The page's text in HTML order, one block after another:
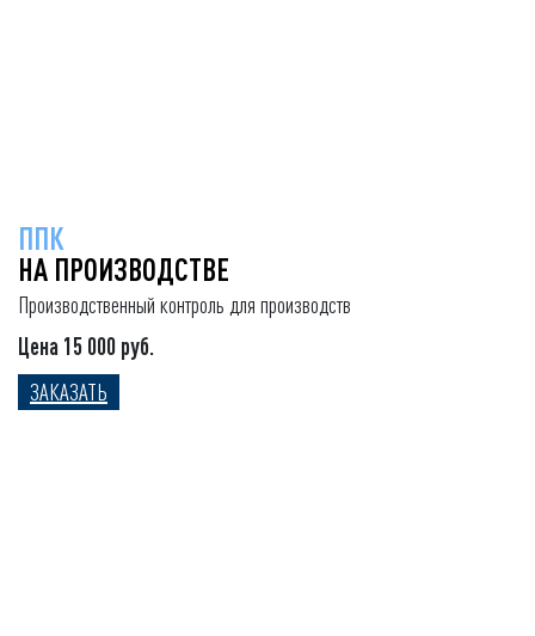
ППК
НА ПРОИЗВОДСТВЕ
Производственный контроль для производств
Цена 15 000 руб.
ЗАКАЗАТЬ